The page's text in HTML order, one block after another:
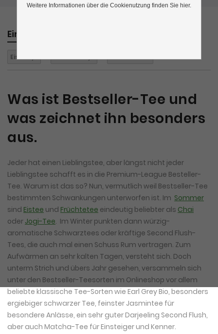
Einkaufen nach
Eistee:
Was ist Bestseller-Tee und
was zeichnet ihn besonders
aus.
Jeder hat einen Lieblingstee, aber längst nicht jeder
Lieblingstee schafft es in die Premium-League Besteller-
Tee. Warum ist das so? Nun, vermutlich weil Bestseller-Tee
bestimmten Schwankungen unterworfen ist. Im Sommer
sind Eistee und Früchtetee eindeutig beliebter als Chai
oder Jogi-Tee. Im Winter punkten dann würzig-
aromatische Schwarztees oder kräftige Second Flush-
Tees, die auch mal einen Schuss Rum vertragen. Zum
Aufwärmen an sehr kalten Tagen, versteht sich. Doch
unterm Strich und übers Jahr gesehen, versammeln sich
unter den Bestseller-Teesorten im Onlineshop vor allem
beliebte klassische Tee-Sorten wie Earl Grey Bio, besonders
ergiebiger schwarzer Tee, feinster Jasmintee für
besondere Anlässe, ein sehr guter Darjeeling Second Flush,
aber auch Matcha-Tee für Einsteiger und Kenner.
Weitere Informationen über die Cookienutzung finden Sie hier.